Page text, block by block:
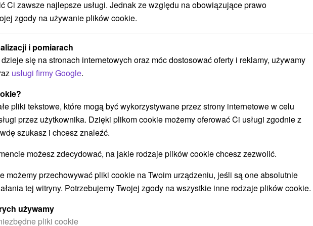
Rodzinny wypoczynek nad
brzegiem Słonecznych Jezior z
aquaparkiem, wellness i programem
dla dzieci
Hotel Senec
Klimatyzowany nocleg ze śniadaniem w formie
bufetu. Cena obejmuje nielimitowany wstęp do
animacje i...
Ci zawsze najlepsze usługi. Jednak ze względu na obowiązujące prawo
zgody na używanie plików cookie.
i pomiarach
się na stronach internetowych oraz móc dostosować oferty i reklamy, używamy
usługi firmy Google.
pliki tekstowe, które mogą być wykorzystywane przez strony internetowe w celu
przez użytkownika. Dzięki plikom cookie możemy oferować Ci usługi zgodnie z
szukasz i chcesz znaleźć.
możesz zdecydować, na jakie rodzaje plików cookie chcesz zezwolić.
możemy przechowywać pliki cookie na Twoim urządzeniu, jeśli są one absolutnie
tej witryny. Potrzebujemy Twojej zgody na wszystkie inne rodzaje plików cookie.
używamy
pliki cookie